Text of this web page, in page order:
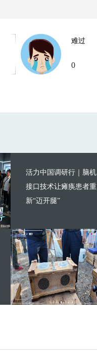
难过
0
活力中国调研行｜脑机
接口技术让瘫痪患者重
新“迈开腿”